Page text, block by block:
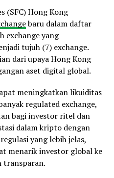
(SFC) Hong Kong
baru dalam daftar
exchange yang
tujuh (7) exchange.
dari upaya Hong Kong
aset digital global.
meningkatkan likuiditas
regulated exchange,
bagi investor ritel dan
dalam kripto dengan
yang lebih jelas,
menarik investor global ke
transparan.